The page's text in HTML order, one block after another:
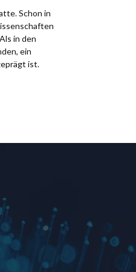
Schon in
in den
ein
ist.